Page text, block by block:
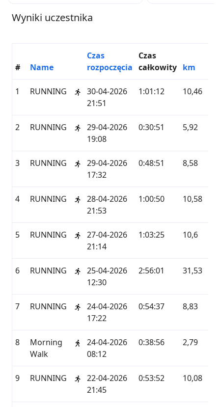
Wyniki uczestnika
# Name
Czas
rozpoczęcia
Czas
całkowity km
1 RUNNING
30-04-2026
21:51
1:01:12 10,46
2 RUNNING
29-04-2026
19:08
0:30:51 5,92
3 RUNNING
29-04-2026
17:32
0:48:51 8,58
4 RUNNING
28-04-2026
21:53
1:00:50 10,58
5 RUNNING
27-04-2026
21:14
1:03:25 10,6
6 RUNNING
25-04-2026
12:30
2:56:01 31,53
7 RUNNING
24-04-2026
17:22
0:54:37 8,83
8
Morning
Walk
24-04-2026
08:12
0:38:56 2,79
9 RUNNING
22-04-2026
21:45
0:53:52 10,08